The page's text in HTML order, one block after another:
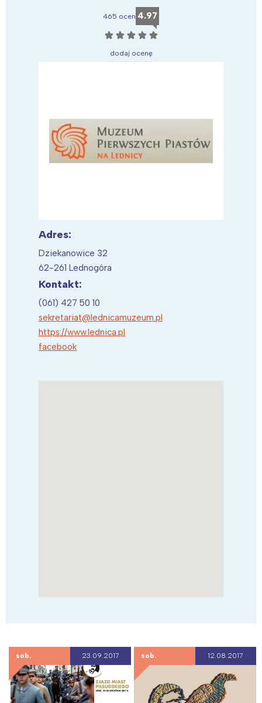
465 ocen 4.97
☆ ☆ ☆ ☆ ☆
dodaj ocenę
Adres:
Dziekanowice 32
62-261 Lednogóra
Kontakt:
(061) 427 50 10
sekretariat@lednicamuzeum.pl
https://www.lednica.pl
facebook
sob. 23.09.2017 sob. 12.08.2017